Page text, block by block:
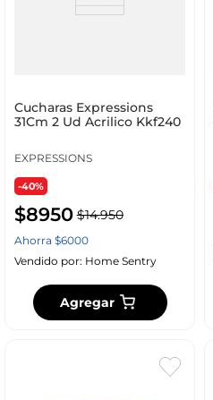
Cucharas Expressions
31Cm 2 Ud Acrilico Kkf240
EXPRESSIONS
-40%
$8950 $14.950
Ahorra $6000
Vendido por: Home Sentry
Agregar